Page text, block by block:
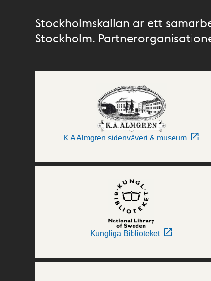
Stockholmskällan är ett
Stockholm.
K A Almgren sidenväveri & museum
Kungliga Biblioteket